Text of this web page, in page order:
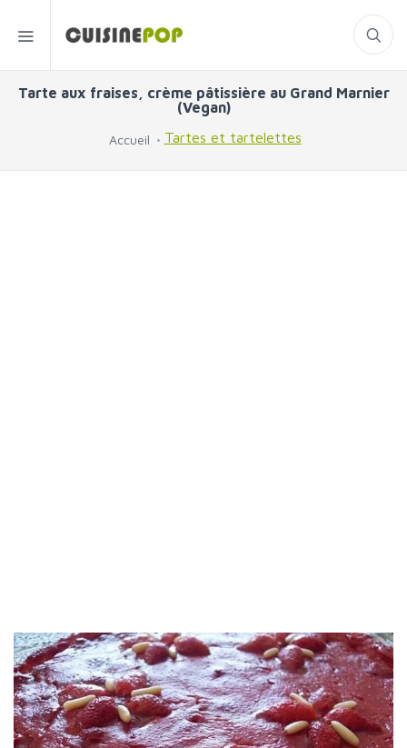
Tarte aux fraises, crème pâtissière au Grand Marnier
(Vegan)
Accueil Tartes et tartelettes